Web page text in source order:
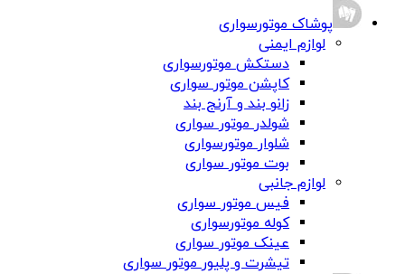
پوشاک موتورسواری
لوازم ایمنی
دستکش موتورسواری
کاپشن موتور سواری
زانو بند و آرنج بند
شولدر موتور سواری
شلوار موتورسواری
بوت موتور سواری
لوازم جانبی
فیس موتور سواری
کوله موتورسواری
عینک موتور سواری
تیشرت و پلیور موتور سواری